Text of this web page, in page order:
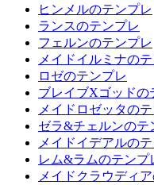
ヒンメルのテンプレ
ランスのテンプレ
フェルンのテンプレ
メイドイルミナの
ロゼのテンプレ
ブレイブXゴッドの
メイドロゼッタの
ゼラ&チェルンのテ
メイドイデアルの
レム&ラムのテンプ
メイドクラウディ